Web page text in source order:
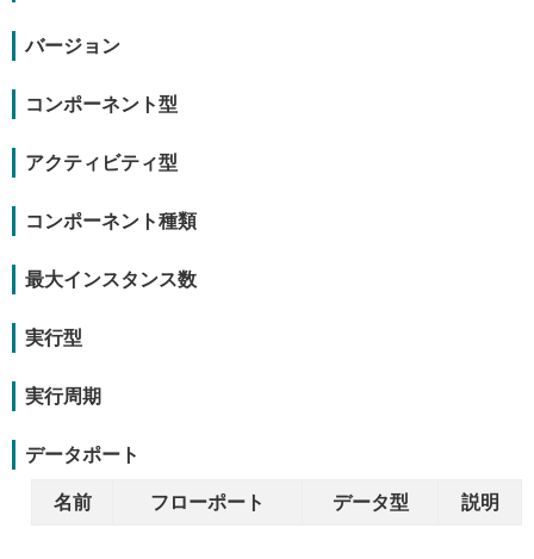
バージョン
コンポーネント型
アクティビティ型
コンポーネント種類
最大インスタンス数
実行型
実行周期
データポート
名前 フローポート データ型 説明